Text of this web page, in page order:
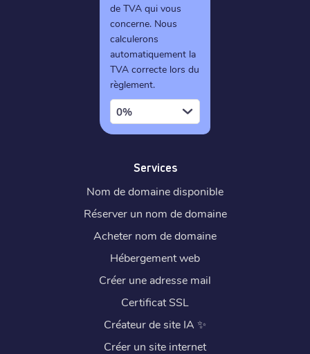
de TVA qui vous
concerne. Nous
calculerons
automatiquement la
TVA correcte lors du
règlement.
0%
Services
Nom de domaine disponible
Réserver un nom de domaine
Acheter nom de domaine
Hébergement web
Créer une adresse mail
Certificat SSL
Créateur de site IA ✨
Créer un site internet